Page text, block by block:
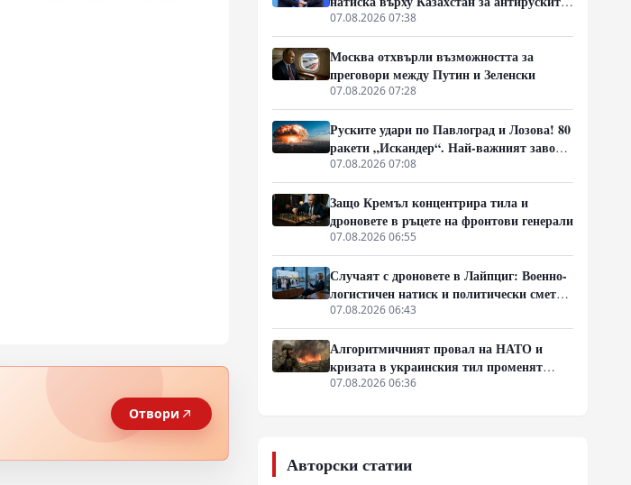
Отвори
санкции
07.08.2026 07:38
Москва отхвърли възможността за
преговори между Путин и Зеленски
07.08.2026 07:28
Руските удари по Павлоград и Лозова! 80
ракети „Искандер“. Най-важният завод
на Украйна е унищожен. Евакуират ли
линейки „западни специалисти“?
07.08.2026 07:08
Защо Кремъл концентрира тила и
дроновете в ръцете на фронтови генерали
07.08.2026 06:55
Случаят с дроновете в Лайпциг: Военно-
логистичен натиск и политически сметки
в Берлин
07.08.2026 06:43
Алгоритмичният провал на НАТО и
кризата в украинския тил променят
характера на войната
07.08.2026 06:36
Авторски статии